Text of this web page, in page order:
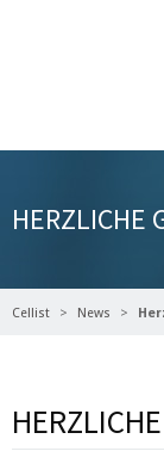
HERZLICHE
Cellist News